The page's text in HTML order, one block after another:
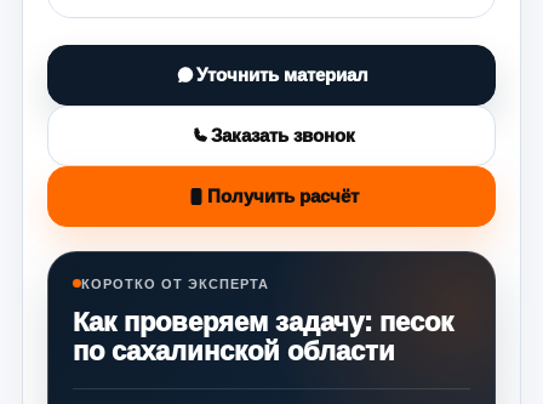
Уточнить материал
Заказать звонок
Получить расчёт
КОРОТКО ОТ ЭКСПЕРТА
Как проверяем задачу: песок
по сахалинской области